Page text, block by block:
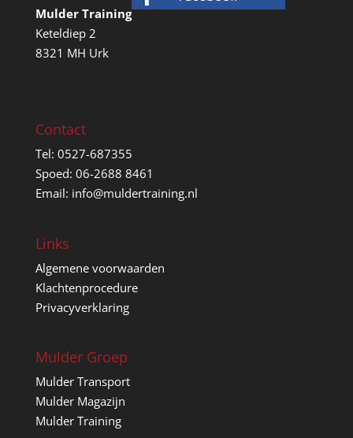
Mulder Training
Keteldiep 2
8321 MH Urk
Contact
Tel: 0527-687355
Spoed: 06-2688 8461
Email: info@muldertraining.nl
Links
Algemene voorwaarden
Klachtenprocedure
Privacyverklaring
Mulder Groep
Mulder Transport
Mulder Magazijn
Mulder Training